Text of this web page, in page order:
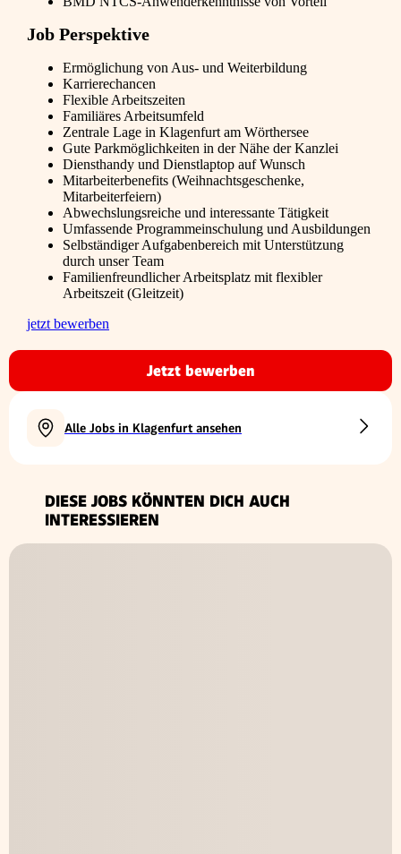
Job Perspektive
Ermöglichung von Aus- und Weiterbildung
Karrierechancen
Flexible Arbeitszeiten
Familiäres Arbeitsumfeld
Zentrale Lage in Klagenfurt am Wörthersee
Gute Parkmöglichkeiten in der Nähe der Kanzlei
Diensthandy und Dienstlaptop auf Wunsch
Mitarbeiterbenefits (Weihnachtsgeschenke,
Mitarbeiterfeiern)
Abwechslungsreiche und interessante Tätigkeit
Umfassende Programmeinschulung und Ausbildungen
Selbständiger Aufgabenbereich mit Unterstützung
durch unser Team
Familienfreundlicher Arbeitsplatz mit flexibler
Arbeitszeit (Gleitzeit)
jetzt bewerben
Jetzt bewerben
Alle Jobs in Klagenfurt ansehen
DIESE JOBS KÖNNTEN DICH AUCH
INTERESSIEREN